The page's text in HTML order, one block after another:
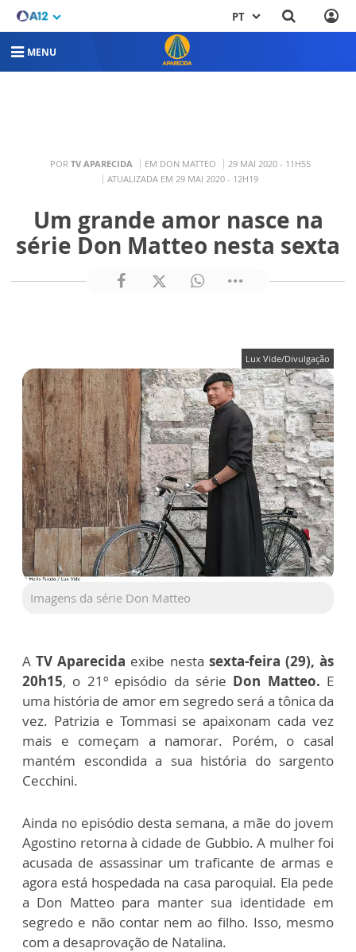
PT
MENU
POR TV APARECIDA EM DON MATTEO
29 MAI 2020 - 11H55
ATUALIZADA EM 29 MAI 2020 - 12H19
Um grande amor nasce na
série Don Matteo nesta sexta
Lux Vide/Divulgação
Imagens da série Don Matteo
ATV Aparecida exibe nesta sexta-feira (29), às
20h15, o 21º episódio da série Don Matteo. E
uma história de amor em segredo será a tônica da
vez. Patrizia e Tommasi se apaixonam cada vez
mais e começam a namorar. Porém, o casal
mantém escondida a sua história do sargento
Cecchini.
Ainda no episódio desta semana, a mãe do jovem
Agostino retorna à cidade de Gubbio. A mulher foi
acusada de assassinar um traficante de armas e
agora está hospedada na casa paroquial. Ela pede
a Don Matteo para manter sua identidade em
segredo e não contar nem ao filho. Isso, mesmo
com a desaprovação de Natalina.